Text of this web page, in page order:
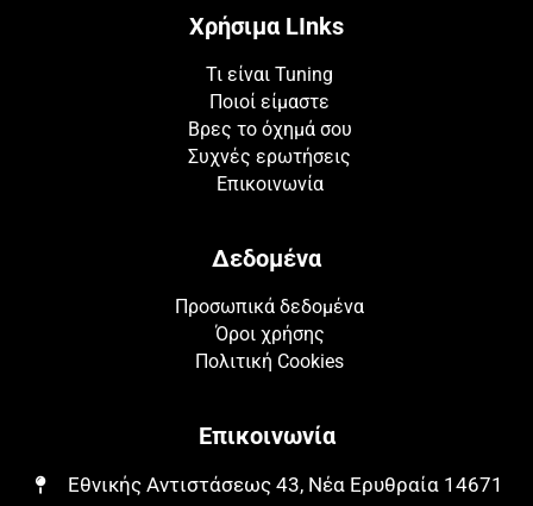
Χρήσιμα LInks
Τι είναι Tuning
Ποιοί είμαστε
Βρες το όχημά σου
Συχνές ερωτήσεις
Επικοινωνία
Δεδομένα
Προσωπικά δεδομένα
Όροι χρήσης
Πολιτική Cookies
Επικοινωνία
Εθνικής Αντιστάσεως 43, Νέα Ερυθραία 14671​​